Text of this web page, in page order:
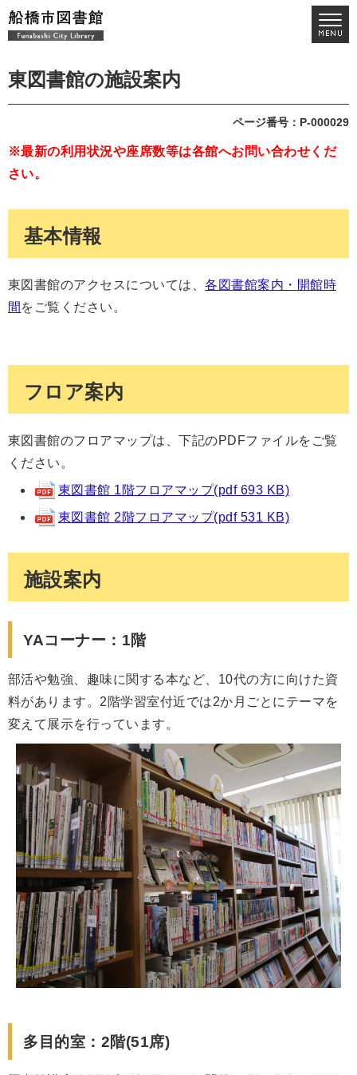
東図書館の施設案内
ページ番号：P-000029
※最新の利用状況や座席数等は各館へお問い合わせくだ
さい。
基本情報
東図書館のアクセスについては、各図書館案内・開館時
間 をご覧ください。
フロア案内
東図書館のフロアマップは、下記のPDFファイルをご覧
ください。
東図書館 1階フロアマップ(pdf 693 KB)
東図書館 2階フロアマップ(pdf 531 KB)
施設案内
YAコーナー：1階
部活や勉強、趣味に関する本など、10代の方に向けた資
料があります。2階学習室付近では2か月ごとにテーマを
変えて展示を行っています。
多目的室：2階(51席)